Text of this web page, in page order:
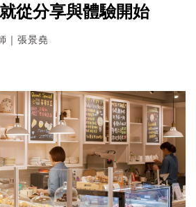
從分享與體驗開始
｜張景堯